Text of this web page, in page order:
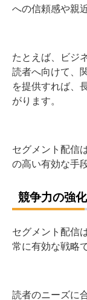
への信頼感や親
たとえば、ビジ
読者へ向けて、
を提供すれば、
がります。
セグメント配信
の高い有効な手
競争力の強
セグメント配信
常に有効な戦略
読者のニーズに